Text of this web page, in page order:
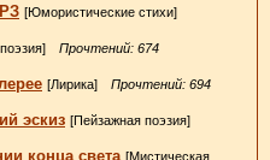
[Юмористические стихи]
Прочтений: 674
[Лирика] Прочтений: 694
эскиз [Пейзажная поэзия]
конца света [Мистическая